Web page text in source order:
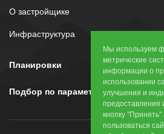
О застройщике
Инфраструктура
Планировки
Подбор по параметрам
Мы используем
метрические
информации о
использовании
улучшения и
кнопку
пользоваться